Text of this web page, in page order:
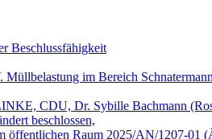
Beschlussfähigkeit
im Bereich
CDU, Dr. Sybille Bachmann
beschlossen,
öffentlichen Raum 2025/AN/1207-01